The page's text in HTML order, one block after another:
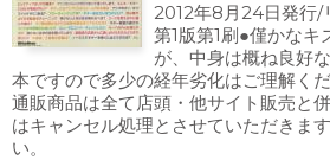
2012年8月24日発行/
第1版第1刷●僅かなキ
が、中身は概ね良好
本ですので多少の経年劣化はご理解く
通販商品は全て店頭・他サイト販売と
はキャンセル処理とさせていただきま
い。